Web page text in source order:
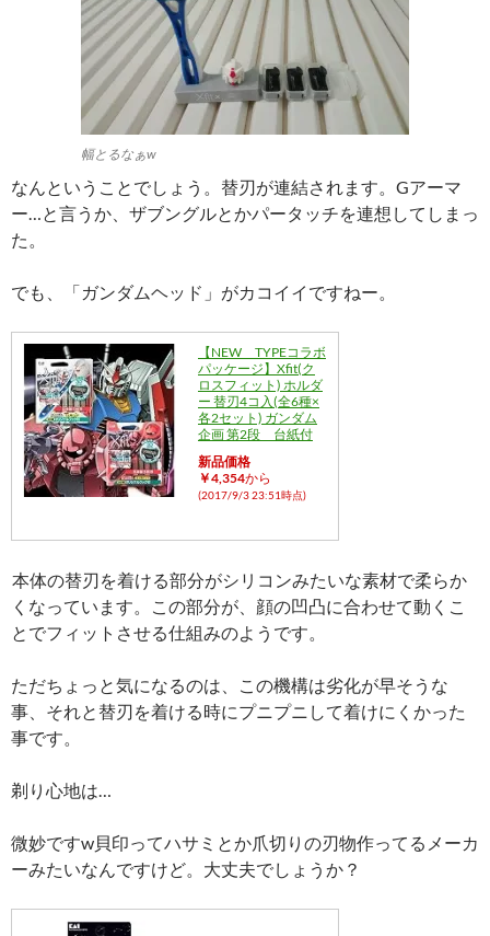
幅とるなぁw
なんということでしょう。替刃が連結されます。Gアーマ
ー…と言うか、ザブングルとかパータッチを連想してしまっ
た。
でも、「ガンダムヘッド」がカコイイですねー。
【NEW TYPEコラボ
パッケージ】Xfit(ク
ロスフィット) ホルダ
ー 替刃4コ入(全6種×
各2セット) ガンダム
企画 第2段 台紙付
新品価格
￥4,354から
(2017/9/3 23:51時点)
本体の替刃を着ける部分がシリコンみたいな素材で柔らか
くなっています。この部分が、顔の凹凸に合わせて動くこ
とでフィットさせる仕組みのようです。
ただちょっと気になるのは、この機構は劣化が早そうな
事、それと替刃を着ける時にプニプニして着けにくかった
事です。
剃り心地は…
微妙ですw貝印ってハサミとか爪切りの刃物作ってるメーカ
ーみたいなんですけど。大丈夫でしょうか？